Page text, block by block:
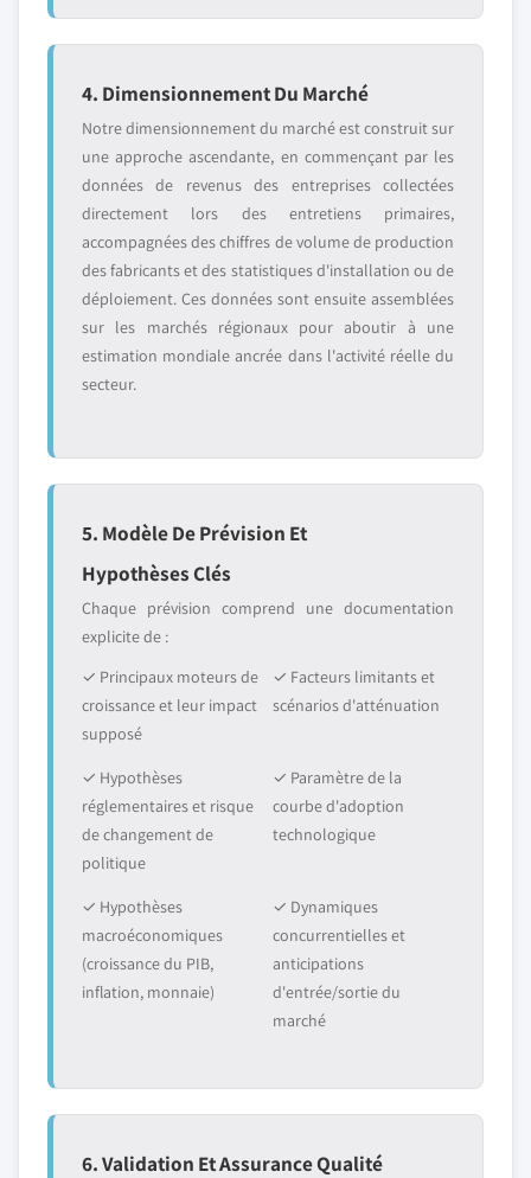
4. Dimensionnement Du Marché
Notre dimensionnement du marché est construit sur
une approche ascendante, en commençant par les
données de revenus des entreprises collectées
directement lors des entretiens primaires,
accompagnées des chiffres de volume de production
des fabricants et des statistiques d'installation ou de
déploiement. Ces données sont ensuite assemblées
sur les marchés régionaux pour aboutir à une
estimation mondiale ancrée dans l'activité réelle du
secteur.
5. Modèle De Prévision Et
Hypothèses Clés
Chaque prévision comprend une documentation
explicite de :
✓ Principaux moteurs de
croissance et leur impact
supposé
✓ Facteurs limitants et
scénarios d'atténuation
✓ Hypothèses
réglementaires et risque
de changement de
politique
✓ Paramètre de la
courbe d'adoption
technologique
✓ Hypothèses
macroéconomiques
(croissance du PIB,
inflation, monnaie)
✓ Dynamiques
concurrentielles et
anticipations
d'entrée/sortie du
marché
6. Validation Et Assurance Qualité